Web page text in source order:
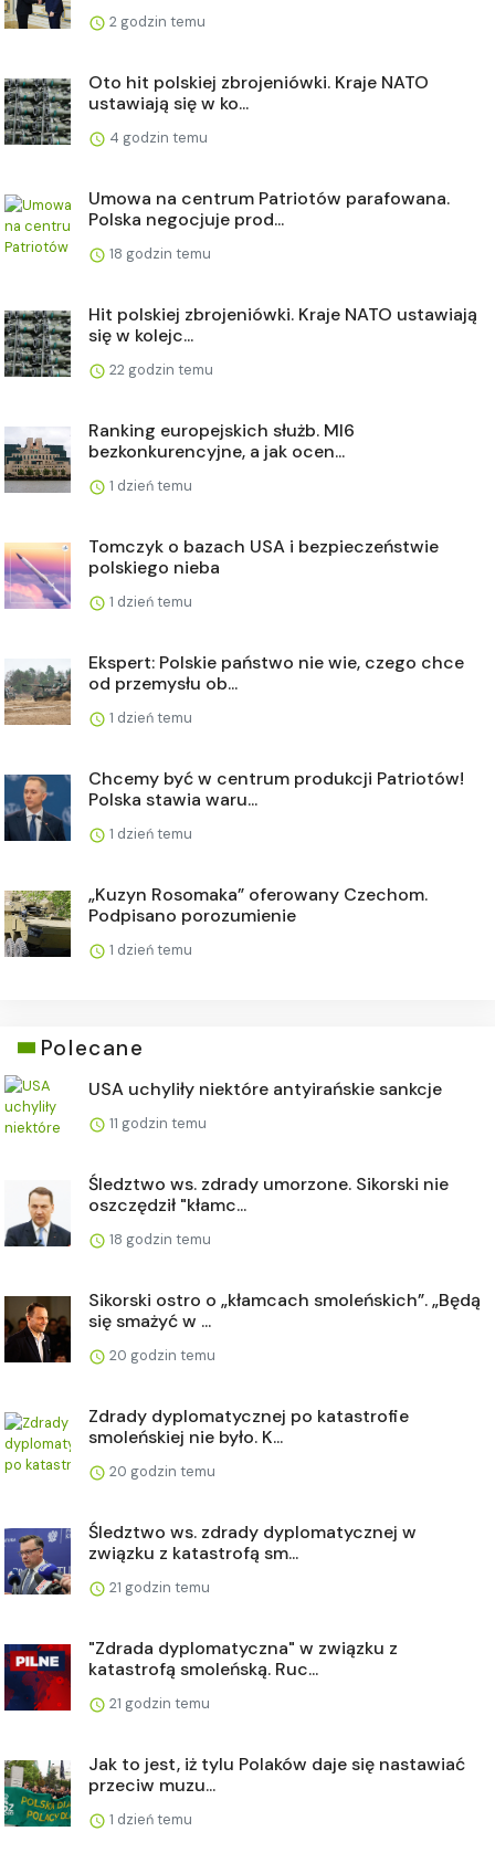
2 godzin temu
Oto hit polskiej zbrojeniówki. Kraje NATO
ustawiają się w ko...
4 godzin temu
Umowa na centrum Patriotów parafowana.
Polska negocjuje prod...
18 godzin temu
Hit polskiej zbrojeniówki. Kraje NATO ustawiają
się w kolejc...
22 godzin temu
Ranking europejskich służb. MI6
bezkonkurencyjne, a jak ocen...
1 dzień temu
Tomczyk o bazach USA i bezpieczeństwie
polskiego nieba
1 dzień temu
Ekspert: Polskie państwo nie wie, czego chce
od przemysłu ob...
1 dzień temu
Chcemy być w centrum produkcji Patriotów!
Polska stawia waru...
1 dzień temu
„Kuzyn Rosomaka” oferowany Czechom.
Podpisano porozumienie
1 dzień temu
Polecane
USA uchyliły niektóre antyirańskie sankcje
11 godzin temu
Śledztwo ws. zdrady umorzone. Sikorski nie
oszczędził "kłamc...
18 godzin temu
Sikorski ostro o „kłamcach smoleńskich”. „Będą
się smażyć w ...
20 godzin temu
Zdrady dyplomatycznej po katastrofie
smoleńskiej nie było. K...
20 godzin temu
Śledztwo ws. zdrady dyplomatycznej w
związku z katastrofą sm...
21 godzin temu
"Zdrada dyplomatyczna" w związku z
katastrofą smoleńską. Ruc...
21 godzin temu
Jak to jest, iż tylu Polaków daje się nastawiać
przeciw muzu...
1 dzień temu